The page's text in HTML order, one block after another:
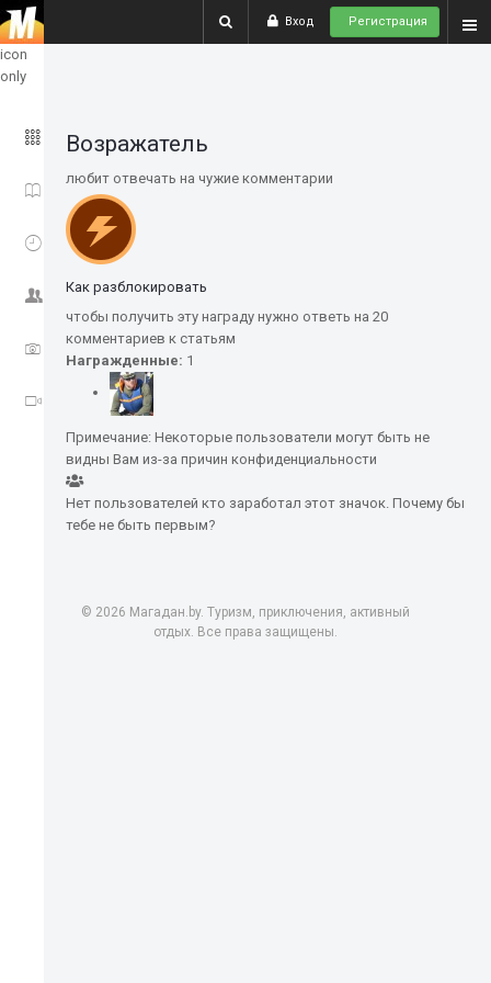
Вход Регистрация
show
icon
only
ГЛАВНОЕ
ИСТОРИИ
СОБЫТИЯ
СООБЩЕСТВО
ФОТО
ВИДЕО
Возражатель
любит отвечать на чужие комментарии
Как разблокировать
чтобы получить эту награду нужно ответь на 20
комментариев к статьям
Награжденные: 1
Примечание: Некоторые пользователи могут быть не
видны Вам из-за причин конфиденциальности
Нет пользователей кто заработал этот значок. Почему бы
тебе не быть первым?
© 2026 Магадан.by. Туризм, приключения, активный
отдых. Все права защищены.